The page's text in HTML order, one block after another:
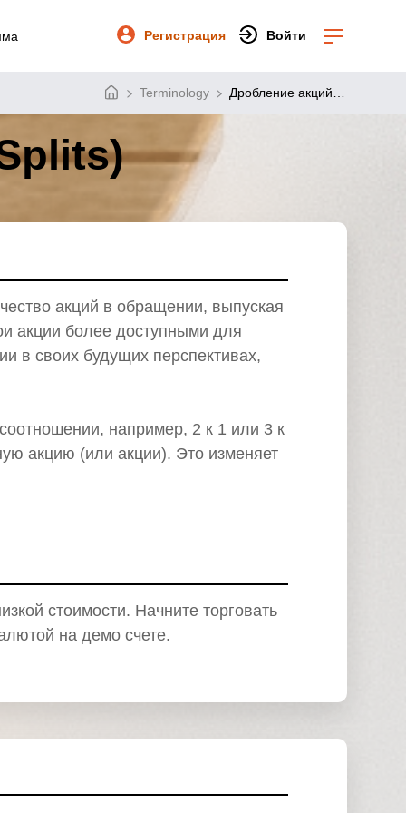
в США,
работает
торговли
Fortescue
как
в
и опыт в
брокеры
Регистрация Войти
Terminology
акций в обращении, выпуская
акции более доступными для
в своих будущих перспективах,
например, 2 к 1 или 3 к
акцию (или акции). Это изменяет
стоимости. Начните торговать
на демо счете.